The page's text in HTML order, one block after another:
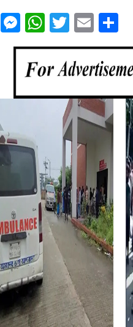
Facebook
Messenger
WhatsApp
Twitter
Email